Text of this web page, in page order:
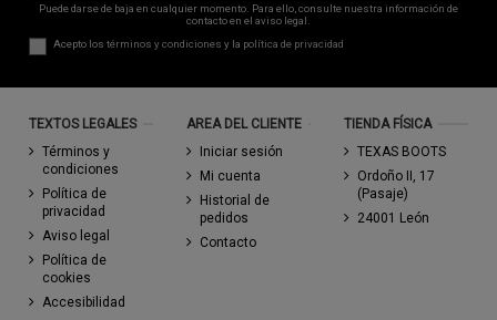
Puede darse de baja en cualquier momento. Para ello, consulte nuestra información de
contacto en el aviso legal.
Acepto lostérminos y condiciones y la política de privacidad
TEXTOS LEGALES
Términos y
condiciones
Política de
privacidad
Aviso legal
Política de
cookies
Accesibilidad
AREA DEL CLIENTE
Iniciar sesión
Mi cuenta
Historial de
pedidos
Contacto
TIENDA FÍSICA
TEXAS BOOTS
Ordoño II, 17
(Pasaje)
24001 León